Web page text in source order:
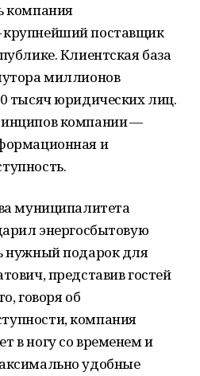
компания
поставщик
Клиентская база
миллионов
тысяч юридических лиц.
компании —
и
муниципалитета
энергосбытовую
нужный подарок для
представив гостей
говоря об
компания
в ногу со временем и
удобные